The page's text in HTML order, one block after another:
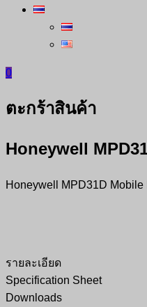
0
ตะกร้าสินค้า
Honeywell
Honeywell MPD31D Mobile
รายละเอียด
Specification Sheet
Downloads